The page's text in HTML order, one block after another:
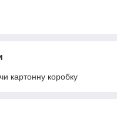
картонну коробку